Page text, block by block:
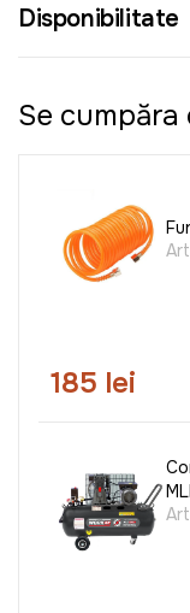
Disponibilitate
Se
185 lei